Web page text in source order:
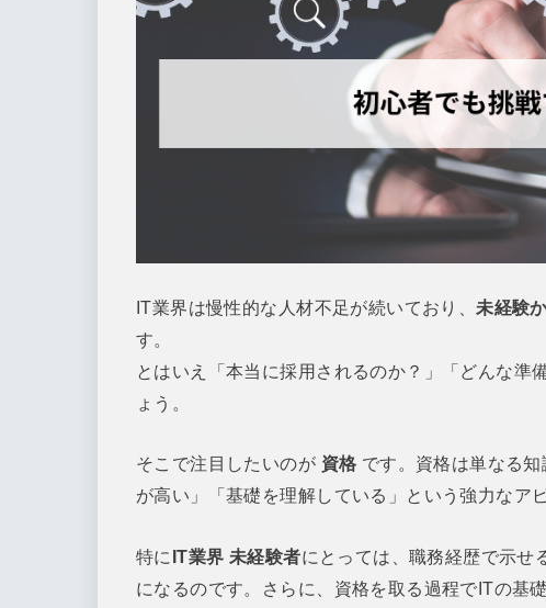
IT業界は慢性的な人材不足が続いており、未経験
す。
とはいえ「本当に採用されるのか？」「どんな準
ょう。
そこで注目したいのが 資格 です。資格は単なる
が高い」「基礎を理解している」という強力なア
特に IT業界 未経験者にとっては、職務経歴で示せ
になるのです。さらに、資格を取る過程でITの基